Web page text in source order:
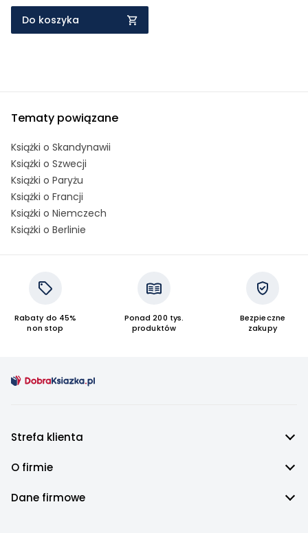
Do koszyka
Tematy powiązane
Książki o Skandynawii
Książki o Szwecji
Książki o Paryżu
Książki o Francji
Książki o Niemczech
Książki o Berlinie
Rabaty do 45%
non stop
Ponad 200 tys.
produktów
Bezpieczne
zakupy
Strefa klienta
O firmie
Dane firmowe